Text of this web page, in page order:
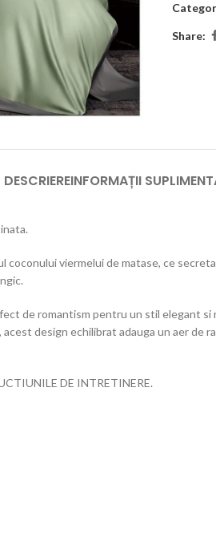
Share:
DESCRIEREINFORMAȚII
viermelui de matase, ce
de romantism pentru un stil elegant
design echilibrat adauga un aer de
DE INTRETINERE.